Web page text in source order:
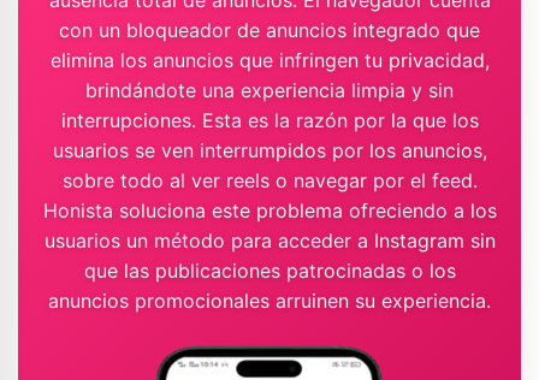
con un bloqueador de anuncios integrado que
elimina los anuncios que infringen tu privacidad,
brindándote una experiencia limpia y sin
interrupciones. Esta es la razón por la que los
usuarios se ven interrumpidos por los anuncios,
sobre todo al ver reels o navegar por el feed.
Honista soluciona este problema ofreciendo a los
usuarios un método para acceder a Instagram sin
que las publicaciones patrocinadas o los
anuncios promocionales arruinen su experiencia.